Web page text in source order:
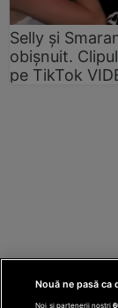
Selly și
obișnuit.
pe TikTok
Nouă ne pasă ca
Noi și partenerii noștri